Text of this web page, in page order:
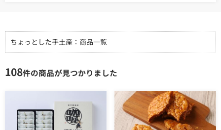
ちょっとした手土産：商品一覧
108件の商品が見つかりました